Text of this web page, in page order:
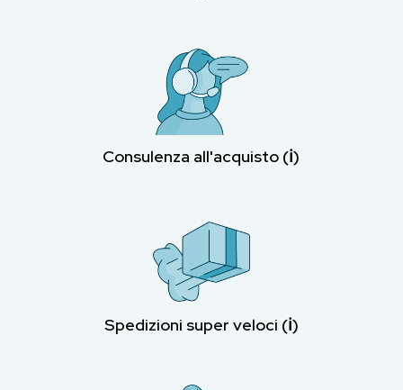
Consulenza all'acquisto (ℹ︎)
Spedizioni super veloci (ℹ︎)